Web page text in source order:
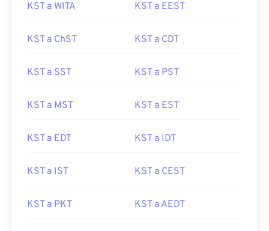
KST a WITA KST a EEST
KST a ChST KST a CDT
KST a SST KST a PST
KST a MST KST a EST
KST a EDT KST a IDT
KST a IST KST a CEST
KST a PKT KST a AEDT